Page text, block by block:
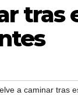
tras
a caminar tras